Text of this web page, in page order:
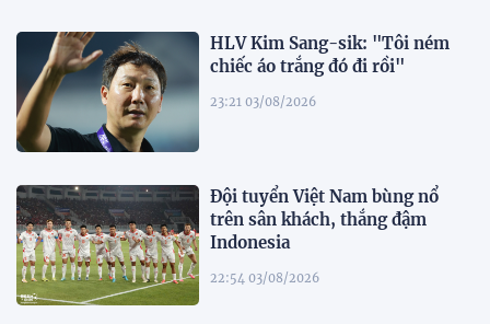
HLV Kim Sang-sik: "Tôi ném
chiếc áo trắng đó đi rồi"
23:21 03/08/2026
Đội tuyển Việt Nam bùng nổ
trên sân khách, thắng đậm
Indonesia
22:54 03/08/2026